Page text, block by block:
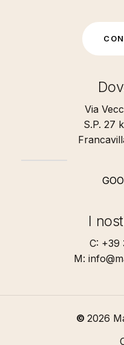
CON
Via
S.P. 27
I
C: +39
M:
©2026